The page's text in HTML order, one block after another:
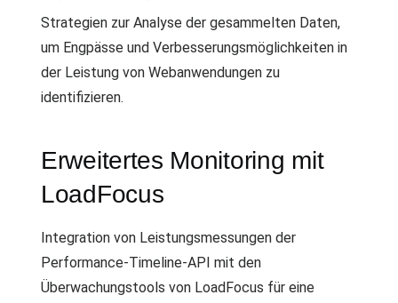
Strategien zur Analyse der gesammelten Daten,
um Engpässe und Verbesserungsmöglichkeiten in
der Leistung von Webanwendungen zu
identifizieren.
Erweitertes Monitoring mit
LoadFocus
Integration von Leistungsmessungen der
Performance-Timeline-API mit den
Überwachungstools von LoadFocus für eine